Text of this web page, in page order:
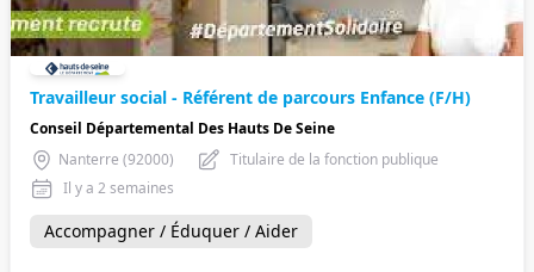
Travailleur social - Référent de parcours Enfance (F/H)
Conseil Départemental Des Hauts De Seine
Nanterre (92000)
Titulaire de la fonction publique
Il y a 2 semaines
Accompagner / Éduquer / Aider